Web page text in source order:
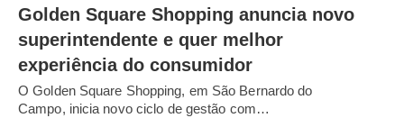
Golden Square Shopping anuncia novo
superintendente e quer melhor
experiência do consumidor
O Golden Square Shopping, em São Bernardo do
Campo, inicia novo ciclo de gestão com…